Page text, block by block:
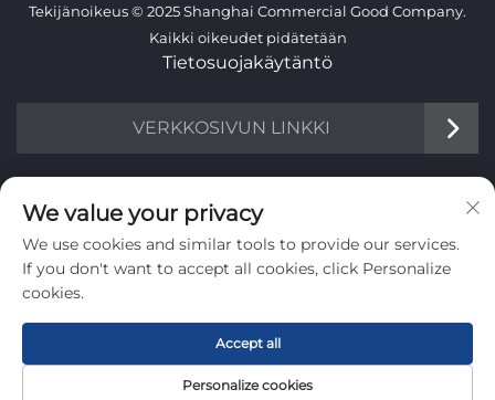
Tekijänoikeus © 2025 Shanghai Commercial Good Company.
Kaikki oikeudet pidätetään
Tietosuojakäytäntö
VERKKOSIVUN LINKKI
TIETOA
Liity vastaanottamaan viikoittainen uutiskirjeemme
Lähetä
We value your privacy
We use cookies and similar tools to provide our services.
If you don't want to accept all cookies, click Personalize
cookies.
Personalize cookies
Accept all